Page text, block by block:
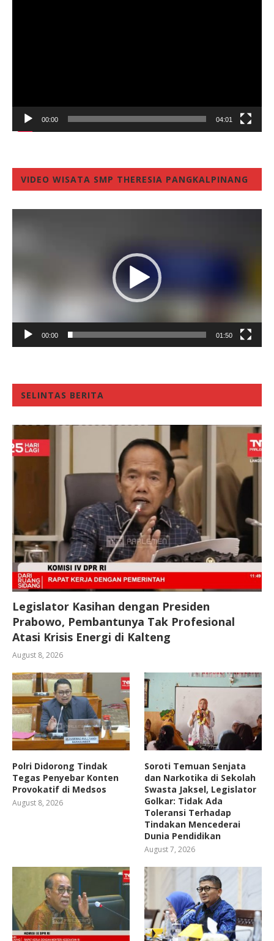
00:00 04:01
VIDEO WISATA SMP THERESIA PANGKALPINANG
00:00 01:50
SELINTAS BERITA
Legislator Kasihan dengan Presiden
Prabowo, Pembantunya Tak Profesional
Atasi Krisis Energi di Kalteng
August 8, 2026
Polri Didorong Tindak
Tegas Penyebar Konten
Provokatif di Medsos
August 8, 2026
Soroti Temuan Senjata
dan Narkotika di Sekolah
Swasta Jaksel, Legislator
Golkar: Tidak Ada
Toleransi Terhadap
Tindakan Mencederai
Dunia Pendidikan
August 7, 2026